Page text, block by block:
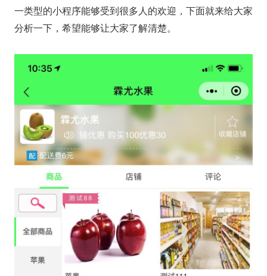
一类型的小程序能够受到很多人的欢迎，下面就来给大家
分析一下，希望能够让大家了解清楚。